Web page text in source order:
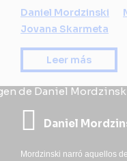
Daniel Mordzinski
Jovana Skarmeta
Leer más
Daniel
Mordzinski narró aquellos